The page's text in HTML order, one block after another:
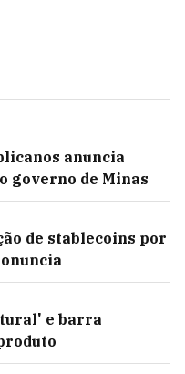
anuncia
governo de Minas
de stablecoins por
e barra